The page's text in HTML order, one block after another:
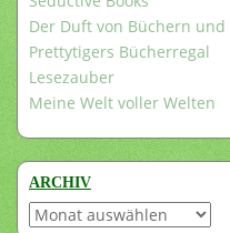
Der Duft von Büchern und
Prettytigers Bücherregal
Lesezauber
Meine Welt voller Welten
ARCHIV
Archiv